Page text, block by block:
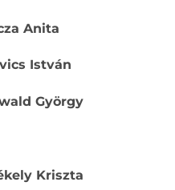
Anita
István
György
Kriszta